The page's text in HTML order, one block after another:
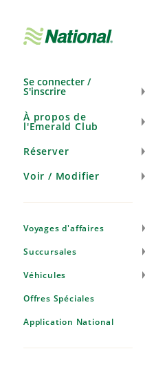
navigation
Se connecter /
S'inscrire
À propos de
l'Emerald Club
Réserver
Voir / Modifier
Voyages d'affaires
Succursales
Véhicules
Offres Spéciales
Application National